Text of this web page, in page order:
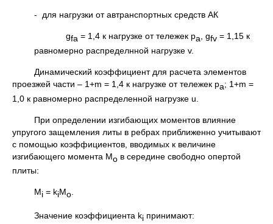
- для нагрузки от автранспортных средств АК
gfa = 1,4 к нагрузке от тележек ра , gfv = 1,15 к
равномерно распределнной нагрузке v.
Динамический коэффициент для расчета элементов
проезжей части – 1+m = 1,4 к нагрузке от тележек ра; 1+m =
1,0 к равномерно распределенной нагрузке u.
При определении изгибающих моментов влияние
упругого защемления литы в ребрах приближенно учитывают
с помощью коэффициентов, вводимых к величине
изгибающего момента Мо в середине свободно опертой
плиты:
Mi = kiMo.
Значение коэффициента ki принимают: